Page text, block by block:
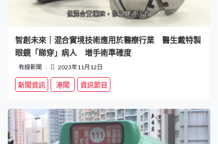
智創未來｜混合實境技術應用於醫療行業 醫生戴特製
眼鏡「睇穿」病人 增手術準確度
有線新聞 2023年11月12日
新聞資訊 港聞 資訊節目